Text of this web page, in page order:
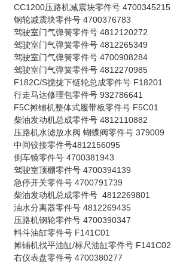
CC1200压路机减震块零件号 4700345215
钢轮减震块零件号 4700376783
驾驶室门气弹簧零件号 4812120272
驾驶室门气弹簧零件号 4812265349
驾驶室门气弹簧零件号 4700908284
驾驶室门气弹簧零件号 4812270985
F182C/S搅拢下链轮总成零件号 F18201
行走马达修理包零件号 932786641
F5C摊铺机整体式履带板零件号 F5C01
柴油发动机总成零件号 4812110882
压路机水滤放水阀 蝴蝶阀零件号 379009
中间铰接零件号4812156095
倒车镜零件号 4700381943
驾驶室顶棚零件号 4700394139
急停开关零件号 4700791739
柴油发动机总成零件号 4812269801
油水分离器零件号 4812269435
压路机钢轮零件号 4700390347
料斗油缸零件号 F141C01
摊铺机找平油缸/标尺油缸零件号 F141C02
右仪表盘零件号 4700380277